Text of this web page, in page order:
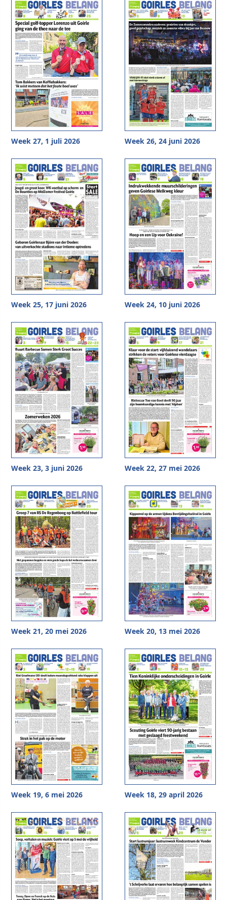
Week 27, 1 juli 2026 Week 26, 24 juni 2026
Week 25, 17 juni 2026 Week 24, 10 juni 2026
Week 23, 3 juni 2026 Week 22, 27 mei 2026
Week 21, 20 mei 2026 Week 20, 13 mei 2026
Week 19, 6 mei 2026 Week 18, 29 april 2026